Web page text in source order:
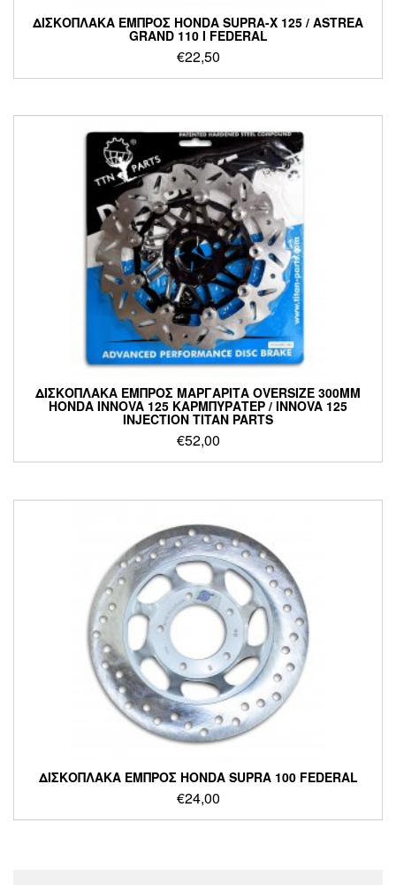
ΔΙΣΚΟΠΛΑΚΑ ΕΜΠΡΟΣ HONDA SUPRA-X 125 / ASTREA
GRAND 110 I FEDERAL
€22,50
ΔΙΣΚΟΠΛΑΚΑ ΕΜΠΡΟΣ ΜΑΡΓΑΡΙΤΑ OVERSIZE 300MM
HONDA INNOVA 125 ΚΑΡΜΠΥΡΑΤΕΡ / INNOVA 125
INJECTION TITAN PARTS
€52,00
ΔΙΣΚΟΠΛΑΚΑ ΕΜΠΡΟΣ HONDA SUPRA 100 FEDERAL
€24,00